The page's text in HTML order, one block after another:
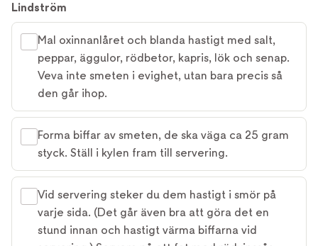
Lindström
Mal oxinnanlåret och blanda hastigt med salt,
peppar, äggulor, rödbetor, kapris, lök och senap.
Veva inte smeten i evighet, utan bara precis så
den går ihop.
Forma biffar av smeten, de ska väga ca 25 gram
styck. Ställ i kylen fram till servering.
Vid servering steker du dem hastigt i smör på
varje sida. (Det går även bra att göra det en
stund innan och hastigt värma biffarna vid